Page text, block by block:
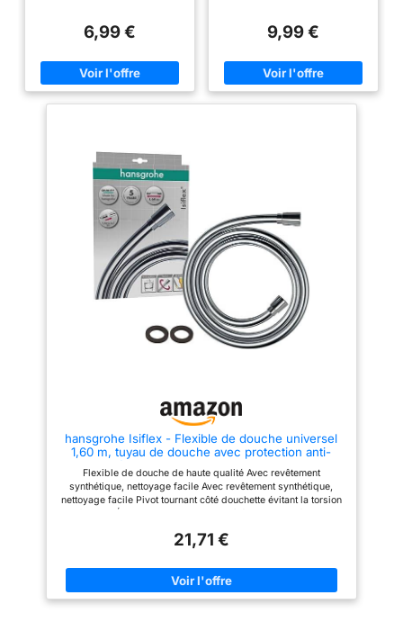
résister à la haute pression et
tuyau intérieur est fabriqué en
matériau non toxique et sans
odeur, assurant sécurité et
enchevêtrements gênants. Cela
garantit un débit d’eau fluide et
constant sans interruption, pour
une expérience de douche
agréable. Compatibilité
Universelle – Équipé d’un
double raccord en laiton
standard G1/2", ce tuyau est
compatible avec la plupart des
douchettes à main et pommeaux
standards. Solution pratique
pour remplacer un flexible usé
Fiable – Testé pour assurer une
connexion sécurisée sans
éclaboussures. Installation
Facile & Entretien Simple – Se
visse à la main sans outils sur
la douche grâce aux joints
chromée est facile à nettoyer.
Convient à de multiples usages
: douche, bain pour bébé,
aquariums, soins pour animaux,
6,99 €
facilité d'utilisation et de
"GRIFEMA" sur pour trouver des
produits plus parfaits pour
votre salle de bain ou cuisine.
standard ou à tout autre
pulvérisateur.
9,99 €
hansgrohe Isiflex - Flexible de douche universel
1,60 m, tuyau de douche avec protection anti-
d'étanchéité, Chromé, 28276000
Flexible de douche de haute qualité Avec revêtement
synthétique, nettoyage facile Avec revêtement synthétique,
nettoyage facile Pivot tournant côté douchette évitant la torsion
21,71 €